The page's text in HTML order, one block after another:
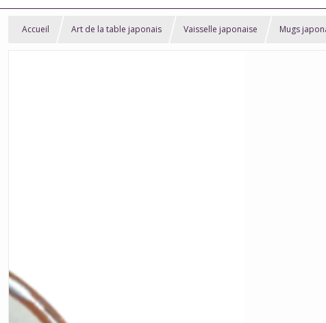
Accueil Art de la table japonais Vaisselle japonaise Mugs